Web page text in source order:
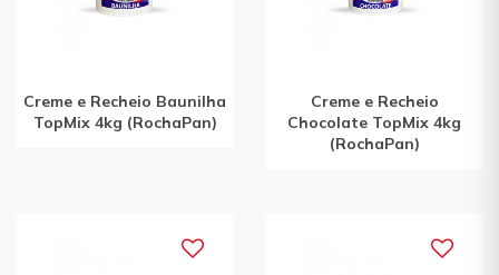
Creme e Recheio Baunilha
TopMix 4kg (RochaPan)
Creme e Recheio
Chocolate TopMix 4kg
(RochaPan)